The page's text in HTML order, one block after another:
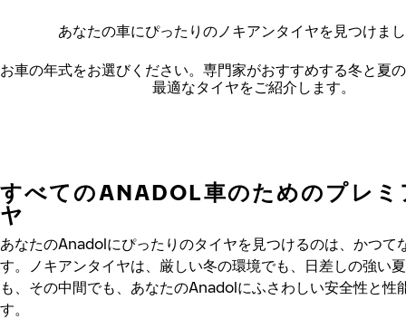
あなたの車にぴったりのノキアンタイヤを見つけま
お車の年式をお選びください。 専門家がおすすめする冬と夏
最適なタイヤをご紹介します。
すべてのANADOL車のためのプレミ
ヤ
あなたのAnadolにぴったりのタイヤを見つけるのは、かつて
す。ノキアンタイヤは、厳しい冬の環境でも、日差しの強い
も、その中間でも、あなたのAnadolにふさわしい安全性と性
す。